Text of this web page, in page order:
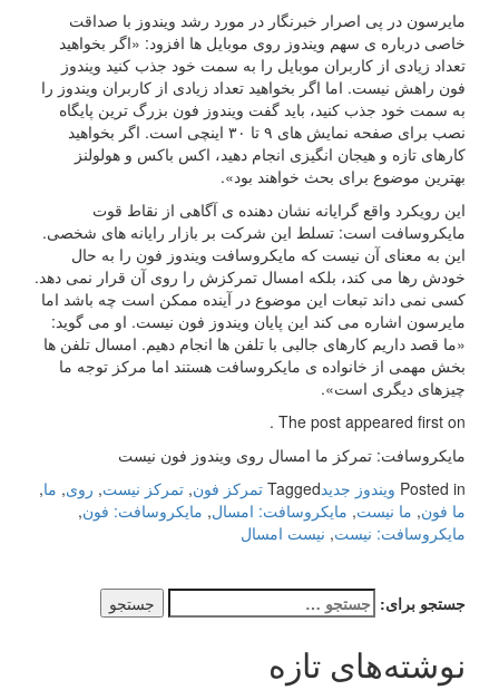
مایرسون در پی اصرار خبرنگار در مورد رشد ویندوز با صداقت
خاصی درباره ی سهم ویندوز روی موبایل ها افزود: «اگر بخواهید
تعداد زیادی از کاربران موبایل را به سمت خود جذب کنید ویندوز
فون راهش نیست. اما اگر بخواهید تعداد زیادی از کاربران ویندوز را
به سمت خود جذب کنید، باید گفت ویندوز فون بزرگ ترین پایگاه
نصب برای صفحه نمایش های ۹ تا ۳۰ اینچی است. اگر بخواهید
کارهای تازه و هیجان انگیزی انجام دهید، اکس باکس و هولولنز
بهترین موضوع برای بحث خواهند بود».
این رویکرد واقع گرایانه نشان دهنده ی آگاهی از نقاط قوت
مایکروسافت است: تسلط این شرکت بر بازار رایانه های شخصی.
این به معنای آن نیست که مایکروسافت ویندوز فون را به حال
خودش رها می کند، بلکه امسال تمرکزش را روی آن قرار نمی دهد.
کسی نمی داند تبعات این موضوع در آینده ممکن است چه باشد اما
مایرسون اشاره می کند این پایان ویندوز فون نیست. او می گوید:
«ما قصد داریم کارهای جالبی با تلفن ها انجام دهیم. امسال تلفن ها
بخش مهمی از خانواده ی مایکروسافت هستند اما مرکز توجه ما
چیزهای دیگری است».
The post appeared first on .
مایکروسافت: تمرکز ما امسال روی ویندوز فون نیست
Posted in ویندوز جدیدTagged تمرکز فون, تمرکز نیست, روی, ما,
ما فون, ما نیست, مایکروسافت: امسال, مایکروسافت: فون,
مایکروسافت: نیست, نیست امسال
جستجو برای:
نوشته‌های تازه